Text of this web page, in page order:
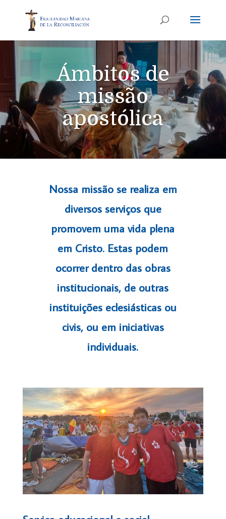
Ámbitos de
missão
apostólica
Nossa missão se realiza em
diversos serviços que
promovem uma vida plena
em Cristo. Estas podem
ocorrer dentro das obras
institucionais, de outras
instituições eclesiásticas ou
civis, ou em iniciativas
individuais.